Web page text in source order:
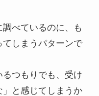
べているのに、も
てしまうパターンで
つもりでも、受け
と感じてしまうか